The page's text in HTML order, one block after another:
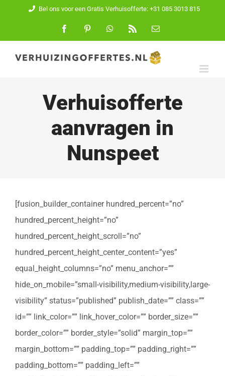
inhoud
Bel ons voor een Gratis Verhuisofferte: +31 085 3013 815
FacebookPinterest WhatsApp
E-
Verhuisofferte
aanvragen in
Nunspeet
[fusion_builder_container hundred_percent=”no”
hundred_percent_height=”no”
hundred_percent_height_scroll=”no”
hundred_percent_height_center_content=”yes”
equal_height_columns=”no” menu_anchor=””
hide_on_mobile=”small-visibility,medium-visibility,large-
visibility” status=”published” publish_date=”” class=””
id=”” link_color=”” link_hover_color=”” border_size=””
border_color=”” border_style=”solid” margin_top=””
margin_bottom=”” padding_top=”” padding_right=””
padding_bottom=”” padding_left=””